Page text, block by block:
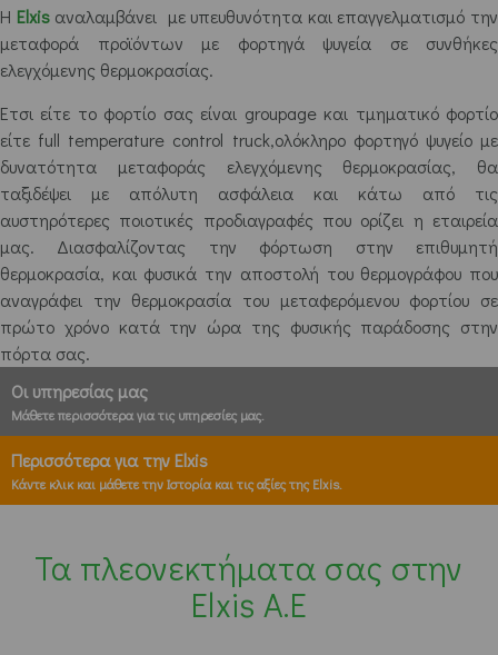
Η Elxisαναλαμβάνει με υπευθυνότητα και επαγγελματισμό την
μεταφορά προϊόντων με φορτηγά ψυγεία σε συνθήκες
ελεγχόμενης θερμοκρασίας.
Έτσι είτε το φορτίο σας είναι groupage και τμηματικό φορτίο
είτε full temperature control truck,ολόκληρο φορτηγό ψυγείο με
δυνατότητα μεταφοράς ελεγχόμενης θερμοκρασίας, θα
ταξιδέψει με απόλυτη ασφάλεια και κάτω από τις
αυστηρότερες ποιοτικές προδιαγραφές που ορίζει η εταιρεία
μας. Διασφαλίζοντας την φόρτωση στην επιθυμητή
θερμοκρασία, και φυσικά την αποστολή του θερμογράφου που
αναγράφει την θερμοκρασία του μεταφερόμενου φορτίου σε
πρώτο χρόνο κατά την ώρα της φυσικής παράδοσης στην
πόρτα σας.
Οι υπηρεσίας μας
Μάθετε περισσότερα για τις υπηρεσίες μας.
Περισσότερα για την Elxis
Κάντε κλικ και μάθετε την Ιστορία και τις αξίες της Elxis.
Τα πλεονεκτήματα σας στην
Elxis A.E